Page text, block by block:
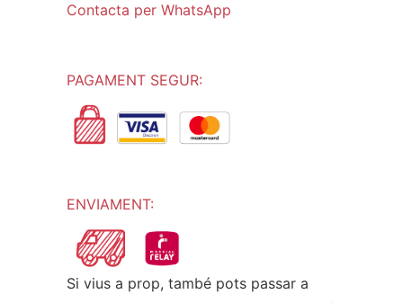
Contacta per WhatsApp
PAGAMENT SEGUR:
ENVIAMENT:
Si vius a prop, també pots passar a